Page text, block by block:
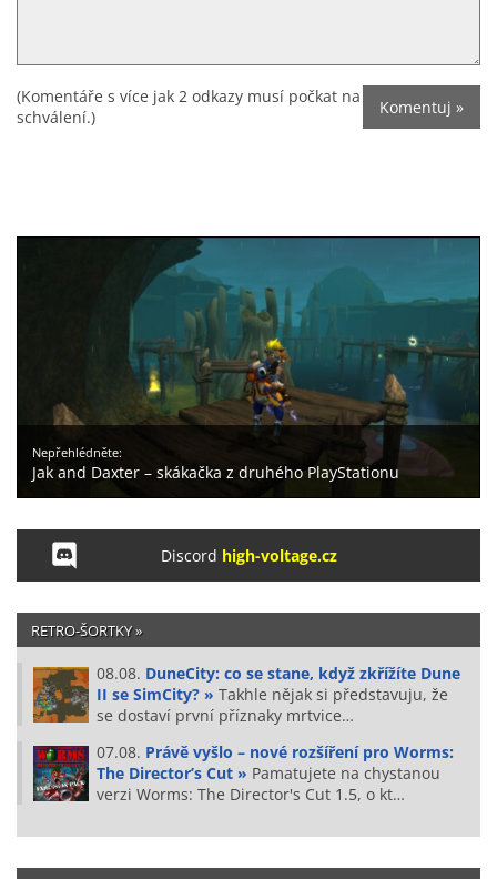
(Komentáře s více jak 2 odkazy musí počkat na
schválení.)
Nepřehlédněte:
Jak and Daxter – skákačka z druhého PlayStationu
Discord high-voltage.cz
RETRO-ŠORTKY »
08.08. DuneCity: co se stane, když zkřížíte Dune
II se SimCity? » Takhle nějak si představuju, že
se dostaví první příznaky mrtvice…
07.08. Právě vyšlo – nové rozšíření pro Worms:
The Director’s Cut » Pamatujete na chystanou
verzi Worms: The Director's Cut 1.5, o kt…